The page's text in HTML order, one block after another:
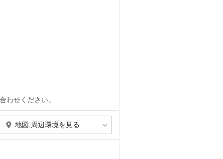
わせください。
地図,周辺環境を見る